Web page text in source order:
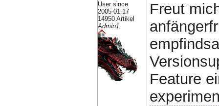
User since
2005-01-17
14950 Artikel
Admin1
Freut
Feature